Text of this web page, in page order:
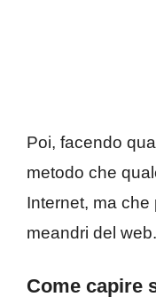
Poi, facendo
metodo che
Internet, ma che
meandri del web.
Come capire